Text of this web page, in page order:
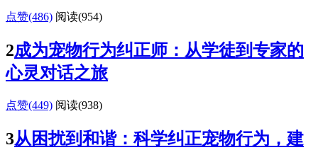
点赞(486) 阅读(954)
2成为宠物行为纠正师：从学徒到专家的
心灵对话之旅
点赞(449) 阅读(938)
3从困扰到和谐：科学纠正宠物行为，建